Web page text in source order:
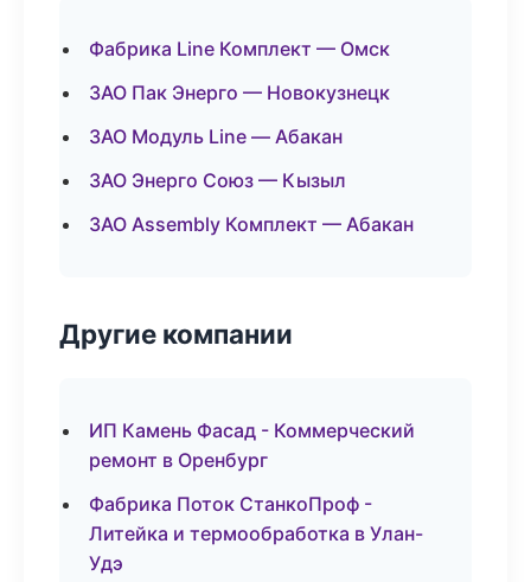
Фабрика Line Комплект — Омск
ЗАО Пак Энерго — Новокузнецк
ЗАО Модуль Line — Абакан
ЗАО Энерго Союз — Кызыл
ЗАО Assembly Комплект — Абакан
Другие компании
ИП Камень Фасад - Коммерческий
ремонт в Оренбург
Фабрика Поток СтанкоПроф -
Литейка и термообработка в Улан-
Удэ